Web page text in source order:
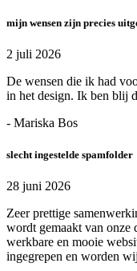
mijn wensen zijn precies
2 juli 2026
De wensen die ik had
in het design. Ik ben blij
- Mariska Bos
slecht ingestelde spamfolder
28 juni 2026
Zeer prettige
wordt gemaakt van onze
werkbare en mooie
ingegrepen en worden